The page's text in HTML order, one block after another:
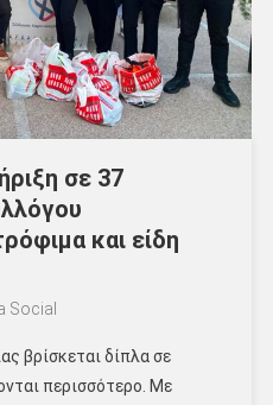
σε 37
και είδη
Social
βρίσκεται δίπλα σε
περισσότερο. Με